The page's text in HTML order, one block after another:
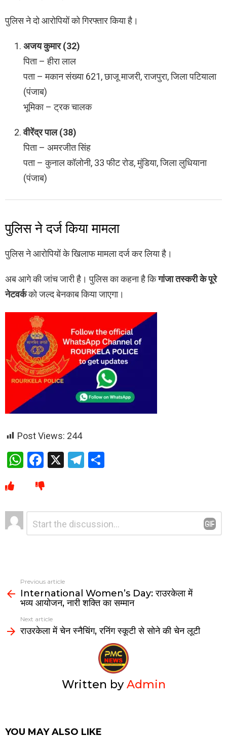
पुलिस ने दो आरोपियों को गिरफ्तार किया है।
अजय कुमार (32)
पिता – हीरा लाल
पता – मकान संख्या 621, छाजू माजरी, राजपुरा, जिला पटियाला
(पंजाब)
भूमिका – ट्रक चालक
वीरेंद्र पाल (38)
पिता – अमरजीत सिंह
पता – कुनाल कॉलोनी, 33 फीट रोड, मुंडिया, जिला लुधियाना
(पंजाब)
पुलिस ने दर्ज किया मामला
पुलिस ने आरोपियों के खिलाफ मामला दर्ज कर लिया है।
अब आगे की जांच जारी है। पुलिस का कहना है किगांजा तस्करी के पूरे
नेटवर्कको जल्द बेनकाब किया जाएगा।
Post Views: 244
W
at
s
A
p
F
ce
b
o
o
X
T
gr
a
m
e
Leave
a
Previous article
International Women’s Day: राउरकेला में
भव्य आयोजन, नारी शक्ति का सम्मान
Next article
राउरकेला में चेन स्नैचिंग, रनिंग स्कूटी से सोने की चेन लूटी
Written byAdmin
YOU MAY ALSO LIKE